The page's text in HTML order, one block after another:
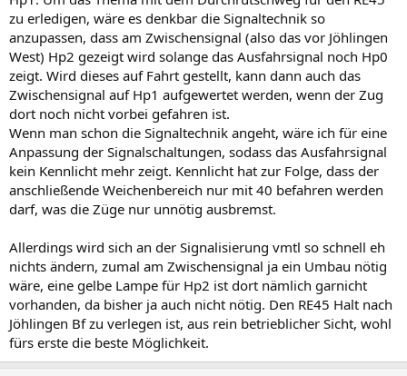
Bahnübergang und Ausfahrtsignal beträgt nur etwas mehr als 120
m. Würde da nun ein längerer Zug einfahren und müsste am
haltzeigenden Ausfahrtsignal warten, würde der Bahnübergang
minutenlang blockiert. Das verhindert man mit der aktuellen
Schaltung. Als 1994 das Kreuzungsgleis in Jöhlingen in Betrieb ging,
hielten die Regionalbahnen ohnehin am Bahnhof Jöhlingen und
nicht Jöhlingen West. Am Bahnhof Jöhlingen endete ja seinerzeit
das Kreuzungsgleis und es gab eine signaltechnische Lösung
analog der Situation in Jöhlingen West. Der Durchrutschweg war
noch deutlich kürzer. Ob damals die Regionalbahnen bis zum
Bahnsteig vorziehen konnten, weiß ich nicht (mehr).
zu erledigen, wäre es denkbar die Signaltechnik so
anzupassen, dass am Zwischensignal (also das vor Jöhlingen
West) Hp2 gezeigt wird solange das Ausfahrsignal noch Hp0
zeigt. Wird dieses auf Fahrt gestellt, kann dann auch das
Zwischensignal auf Hp1 aufgewertet werden, wenn der Zug
dort noch nicht vorbei gefahren ist.
Wenn man schon die Signaltechnik angeht, wäre ich für eine
Anpassung der Signalschaltungen, sodass das Ausfahrsignal
kein Kennlicht mehr zeigt. Kennlicht hat zur Folge, dass der
anschließende Weichenbereich nur mit 40 befahren werden
darf, was die Züge nur unnötig ausbremst.
Allerdings wird sich an der Signalisierung vmtl so schnell eh
nichts ändern, zumal am Zwischensignal ja ein Umbau nötig
wäre, eine gelbe Lampe für Hp2 ist dort nämlich garnicht
vorhanden, da bisher ja auch nicht nötig. Den RE45 Halt nach
Jöhlingen Bf zu verlegen ist, aus rein betrieblicher Sicht, wohl
fürs erste die beste Möglichkeit.